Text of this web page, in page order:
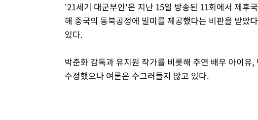
'21세기 대군부인'은 지난 15일 방송된 11회에서 제후
해 중국의 동북공정에 빌미를 제공했다는 비판을 받았
있다.
박준화 감독과 유지원 작가를 비롯해 주연 배우 아이
수정했으나 여론은 수그러들지 않고 있다.